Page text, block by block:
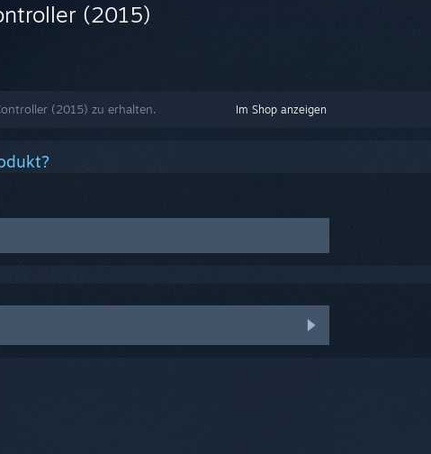
(2015)
Im Shop anzeigen
(2015) zu erhalten.